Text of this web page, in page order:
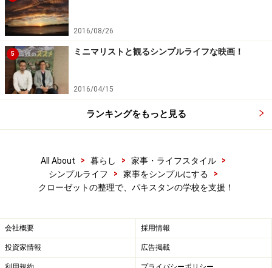
寄付品はタダでも、タダでは送れない！
2016/08/26
5 ミニマリストと観るシンプルライフな映画！
2016/04/15
ランキングをもっと見る
All About > 暮らし > 家事・ライフスタイル
>
シンプルライフ
> 家事をシンプルにする
>
クローゼットの整理で、パキスタンの学校を支援！
会社概要 採用情報
投資家情報 広告掲載